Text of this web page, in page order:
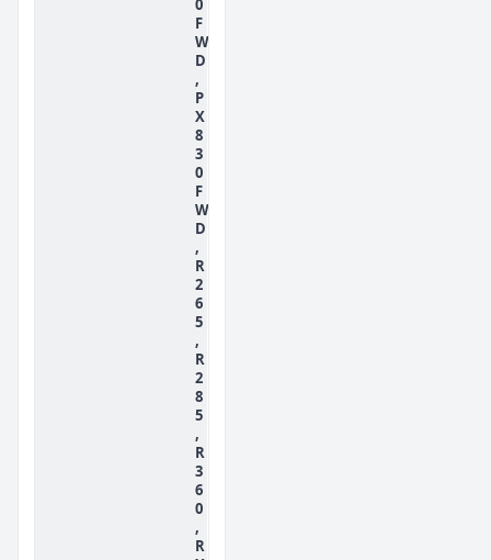
0
F
W
D
,
P
X
8
3
0
F
W
D
,
R
2
6
5
,
R
2
8
5
,
R
3
6
0
,
R